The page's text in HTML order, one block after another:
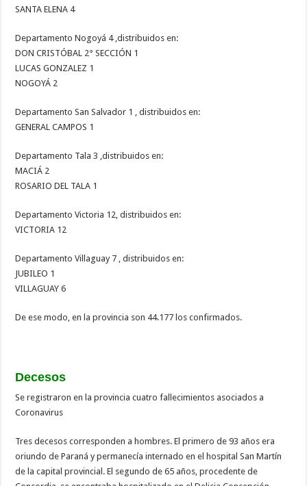
SANTA ELENA 4
Departamento Nogoyá 4 ,distribuidos en:
DON CRISTÓBAL 2° SECCIÓN 1
LUCAS GONZALEZ 1
NOGOYÁ 2
Departamento San Salvador 1 , distribuidos en:
GENERAL CAMPOS 1
Departamento Tala 3 ,distribuidos en:
MACIÁ 2
ROSARIO DEL TALA 1
Departamento Victoria 12, distribuidos en:
VICTORIA 12
Departamento Villaguay 7 , distribuidos en:
JUBILEO 1
VILLAGUAY 6
De ese modo, en la provincia son 44.177 los confirmados.
Decesos
Se registraron en la provincia cuatro fallecimientos asociados a
Coronavirus
Tres decesos corresponden a hombres. El primero de 93 años era
oriundo de Paraná y permanecía internado en el hospital San Martín
de la capital provincial. El segundo de 65 años, procedente de